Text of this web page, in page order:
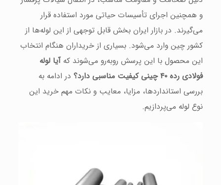
و همچنین اجرای تأسیسات حیاتی مورد استفاده قرار
می‌گیرند. در بازار ایران بخش قابل توجهی از این لوله‌ها از
کشور چین وارد می‌شود. بسیاری از خریداران هنگام انتخاب
این محصول با این پرسش روبه‌رو می‌شوند کهآیا لوله
فولادی رده ۴۰ چینی کیفیت مناسبی دارد؟
در ادامه به
بررسی استانداردها، مزایا، معایب و نکات مهم خرید این
نوع لوله می‌پردازیم.